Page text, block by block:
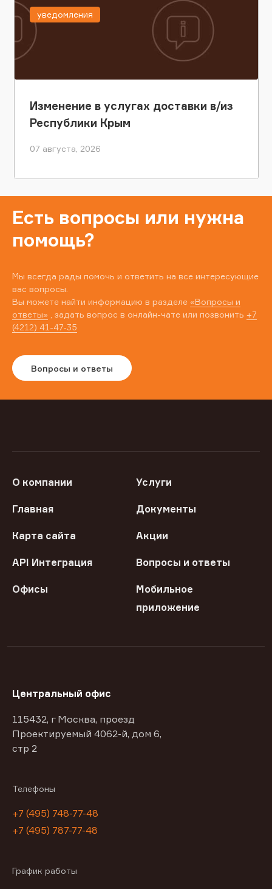
Изменение в услугах доставки в/из
Республики Крым
07 августа, 2026
уведомления
Есть вопросы или нужна
помощь?
Мы всегда рады помочь и ответить на все интересующие
вас вопросы.
Вы можете найти информацию в разделе «Вопросы и
ответы» , задать вопрос в онлайн-чате или позвонить +7
(4212) 41-47-35
Вопросы и ответы
О компании Услуги
Главная Документы
Карта сайта Акции
API Интеграция Вопросы и ответы
Офисы
Мобильное
приложение
Центральный офис
115432, г Москва, проезд
Проектируемый 4062-й, дом 6,
стр 2
Телефоны
+7 (495) 748-77-48
+7 (495) 787-77-48
График работы